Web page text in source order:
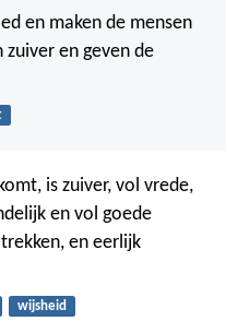
en maken de mensen
zuiver en geven de
is zuiver, vol vrede,
en vol goede
en eerlijk
wijsheid